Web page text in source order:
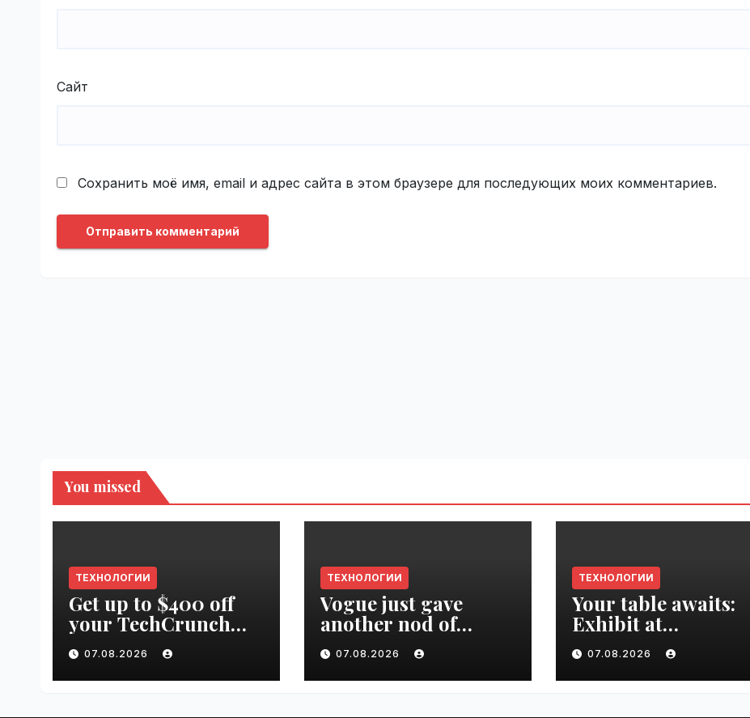
Сайт
Сохранить моё имя, email и адрес сайта в этом браузере для последующих моих комментариев.
You missed
ТЕХНОЛОГИИ
Get up to $400 off
your TechCrunch
Disrupt 2026 pass
until tomorrow |
VseTime.ru
07.08.2026
ТЕХНОЛОГИИ
Vogue just gave
another nod of
approval to the tech
world | VseTime.ru
07.08.2026
ТЕХНОЛОГИИ
Your table awaits:
Exhibit at
TechCrunch Disrupt
2026 to be seen by
thousands |
07.08.2026